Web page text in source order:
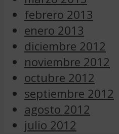
febrero 2013
enero 2013
diciembre 2012
noviembre 2012
octubre 2012
septiembre 2012
agosto 2012
julio 2012